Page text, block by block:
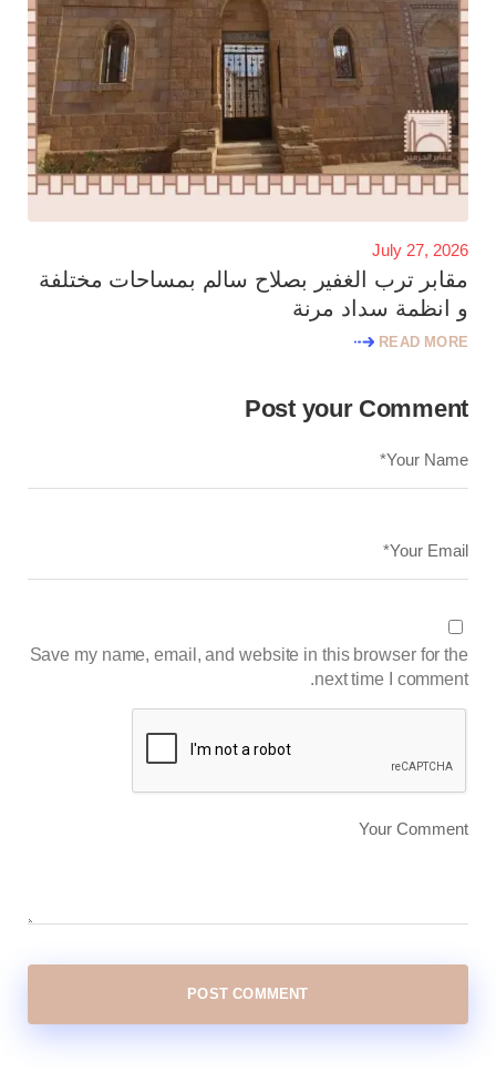
July 27, 2026
مقابر ترب الغفير بصلاح سالم بمساحات مختلفة
و انظمة سداد مرنة
READ MORE
Post your Comment
Save my name, email, and website in this browser for the
next time I comment.